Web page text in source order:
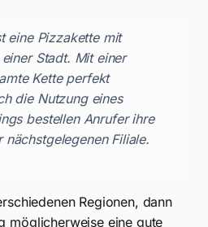
eine Pizzakette mit
Stadt. Mit einer
Kette perfekt
die Nutzung eines
bestellen Anrufer ihre
Filiale.
Regionen, dann
möglicherweise eine gute